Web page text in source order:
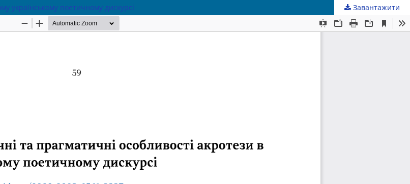
українському поетичному дискурсі Завантажити